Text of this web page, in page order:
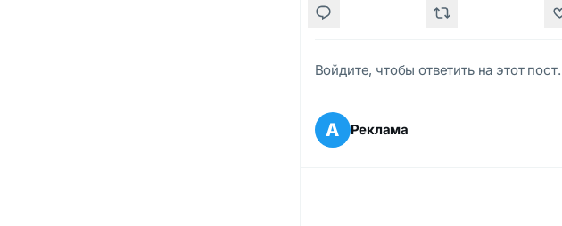
Войдите, чтобы ответить на этот пост.
А Реклама